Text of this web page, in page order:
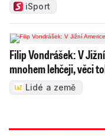
iSport
Filip Vondrášek: V
mnohem lehčeji, věci
Lidé a země